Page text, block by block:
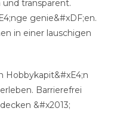
transparent.
genie&#xDF;en.
in einer lauschigen
Hobbykapit&#xE4;n
Barrierefrei
&#x2013;